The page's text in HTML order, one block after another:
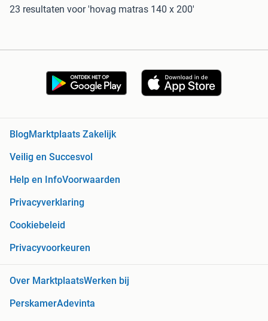
23 resultaten voor 'hovag matras 140 x 200'
BlogMarktplaats Zakelijk
Veilig en Succesvol
Help en InfoVoorwaarden
Privacyverklaring
Cookiebeleid
Privacyvoorkeuren
Over MarktplaatsWerken bij
PerskamerAdevinta